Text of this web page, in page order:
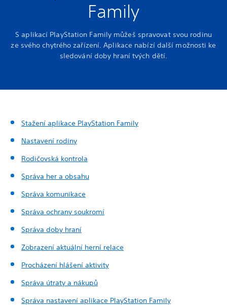
Family
S aplikací PlayStation Family můžeš spravovat svou rodinu
ze svého chytrého zařízení. Aplikace nabízí další možnosti ke
sledování doby hraní tvých dětí.
Stažení aplikace PlayStation Family
Nastavení rodiny
Rodičovská kontrola
Správa her a obsahu
Správa komunikace
Správa ochrany soukromí
Správa doby hraní
Zobrazení aktuální herní relace
Procházení hlášení aktivity
Správa útraty a nákupů
Správa nastavení aplikace PlayStation Family